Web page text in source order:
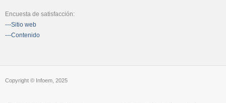
Encuesta de satisfacción:
---Sitio web
---Contenido
Copyright © Infoem, 2025